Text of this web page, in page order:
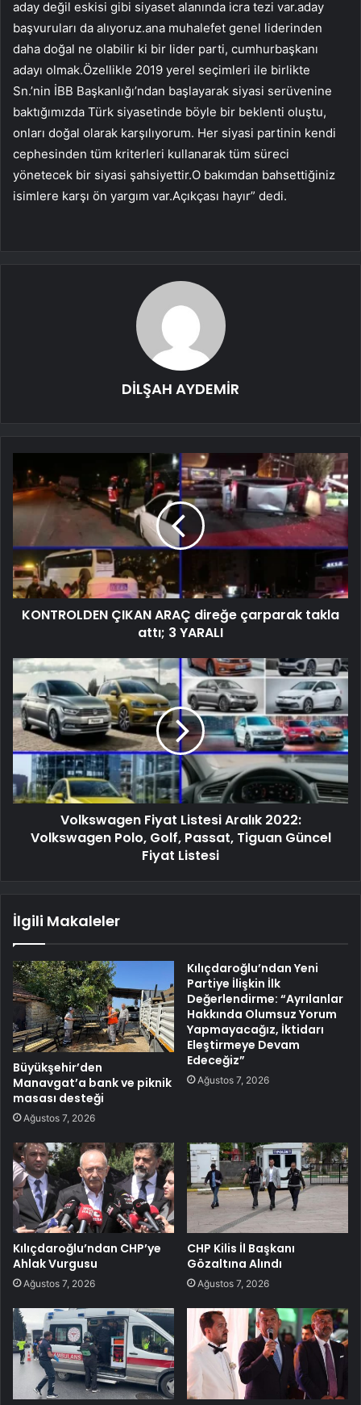
aday değil eskisi gibi siyaset alanında icra tezi var.aday
başvuruları da alıyoruz.ana muhalefet genel liderinden
daha doğal ne olabilir ki bir lider parti, cumhurbaşkanı
adayı olmak.Özellikle 2019 yerel seçimleri ile birlikte
Sn.’nin İBB Başkanlığı’ndan başlayarak siyasi serüvenine
baktığımızda Türk siyasetinde böyle bir beklenti oluştu,
onları doğal olarak karşılıyorum. Her siyasi partinin kendi
cephesinden tüm kriterleri kullanarak tüm süreci
yönetecek bir siyasi şahsiyettir.O bakımdan bahsettiğiniz
isimlere karşı ön yargım var.Açıkçası hayır” dedi.
DİLŞAH AYDEMİR
KONTROLDEN ÇIKAN ARAÇ direğe çarparak takla
attı; 3 YARALI
Volkswagen Fiyat Listesi Aralık 2022:
Volkswagen Polo, Golf, Passat, Tiguan Güncel
Fiyat Listesi
İlgili Makaleler
Büyükşehir’den
Manavgat’a bank ve piknik
masası desteği
Ağustos 7, 2026
Kılıçdaroğlu’ndan Yeni
Partiye İlişkin İlk
Değerlendirme: “Ayrılanlar
Hakkında Olumsuz Yorum
Yapmayacağız, İktidarı
Eleştirmeye Devam
Edeceğiz”
Ağustos 7, 2026
Kılıçdaroğlu’ndan CHP’ye
Ahlak Vurgusu
Ağustos 7, 2026
CHP Kilis İl Başkanı
Gözaltına Alındı
Ağustos 7, 2026